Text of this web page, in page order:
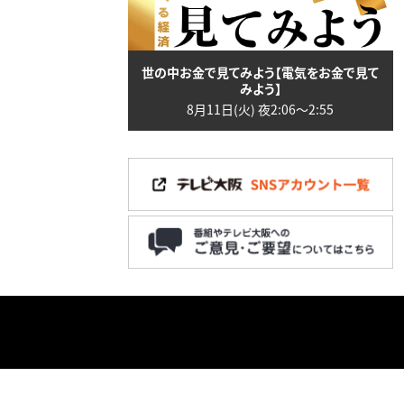
世の中お金で見てみよう【電気をお金で見て
みよう】
8月11日(火) 夜2:06〜2:55